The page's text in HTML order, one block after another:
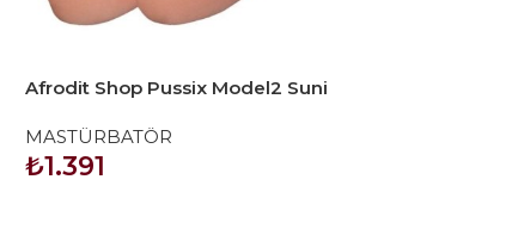
Afrodit Shop Pussix Model2 Suni
MASTÜRBATÖR
₺1.391